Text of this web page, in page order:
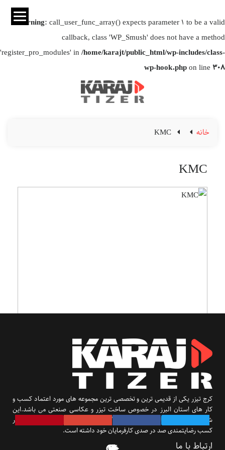
Warning: call_user_func_array() expects parameter 1 to be a valid
callback, class 'WP_Smush' does not have a method
'register_pro_modules' in/home/karajt/public_html/wp-includes/class-
wp-hook.phpon line 308
خانه
KMC
بیش از ۶ ساله که برای انجام خدمات طراحیمون با تیم کرج تیزر
کار می کنیم ، سرعت عمل و خروجی با دقت و کیفیت خوبشون
مارو همیشه دلگرم کرده. ممنونم کرج تیزر
کرج تیزر یکی از قدیمی ترین و تخصصی ترین مجموعه های مورد اعتماد کسب و
کار های استان البرز در خصوص ساخت تیزر و عکاسی صنعتی می باشد.این
شرکت از همان ابتدای تاسیس با بهره گیری از تیمی جوان و با انگیزه سعی در
کسب رضایتمندی صد در صدی کارفرمایان خود داشته است.
ارتباط با ما